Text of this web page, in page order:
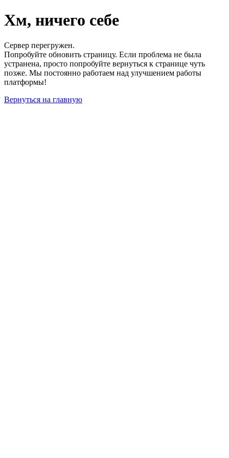
Хм, ничего себе
Сервер перегружен.
Попробуйте обновить страницу. Если проблема не была
устранена, просто попробуйте вернуться к странице чуть
позже. Мы постоянно работаем над улучшением работы
платформы!
Вернуться на главную